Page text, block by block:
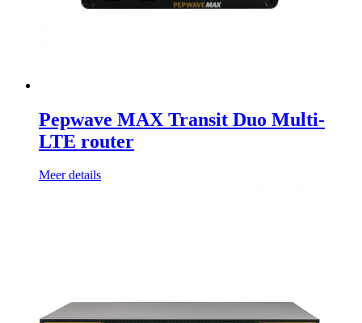
Pepwave MAX Transit Duo Multi-
LTE router
Meer details